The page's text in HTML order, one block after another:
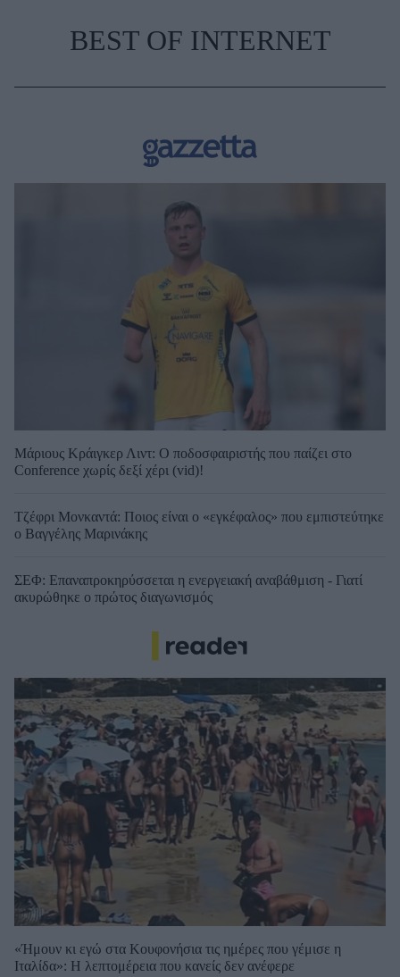
BEST OF INTERNET
Μάριους Κράιγκερ Λιντ: Ο ποδοσφαιριστής που παίζει στο
Conference χωρίς δεξί χέρι (vid)!
Τζέφρι Μονκαντά: Ποιος είναι ο «εγκέφαλος» που εμπιστεύτηκε
ο Βαγγέλης Μαρινάκης
ΣΕΦ: Επαναπροκηρύσσεται η ενεργειακή αναβάθμιση - Γιατί
ακυρώθηκε ο πρώτος διαγωνισμός
«Ήμουν κι εγώ στα Κουφονήσια τις ημέρες που γέμισε η
Ιταλίδα»: Η λεπτομέρεια που κανείς δεν ανέφερε